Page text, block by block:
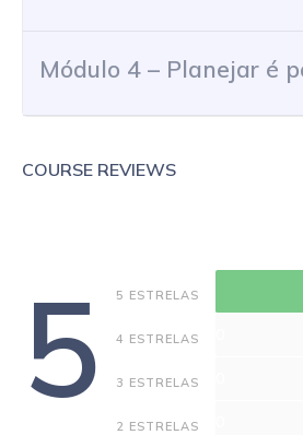
Módulo 4 – Planejar é
COURSE REVIEWS
5 5 ESTRELAS
4 ESTRELAS
3 ESTRELAS
2 ESTRELAS